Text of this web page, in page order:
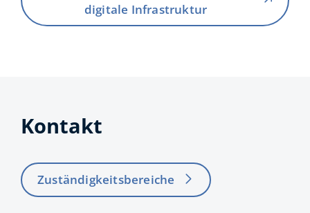
digitale Infrastruktur
Kontakt
Zuständigkeitsbereiche